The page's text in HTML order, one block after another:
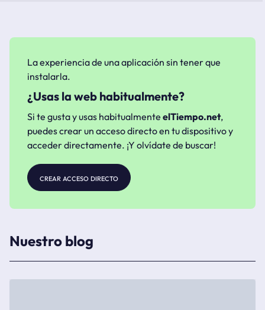
La experiencia de una aplicación sin tener que
instalarla.
¿Usas la web habitualmente?
Si te gusta y usas habitualmente elTiempo.net,
puedes crear un acceso directo en tu dispositivo y
acceder directamente. ¡Y olvídate de buscar!
crear acceso directo
Nuestro blog